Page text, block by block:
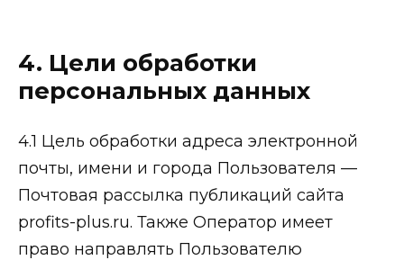
4. Цели обработки
персональных данных
4.1 Цель обработки адреса электронной
почты, имени и города Пользователя —
Почтовая рассылка публикаций сайта
profits-plus.ru. Также Оператор имеет
право направлять Пользователю